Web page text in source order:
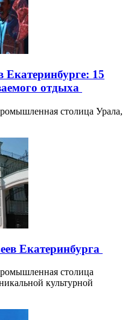
Екатеринбурге: 15
отдыха
столица Урала,
Екатеринбурга
столица
культурной